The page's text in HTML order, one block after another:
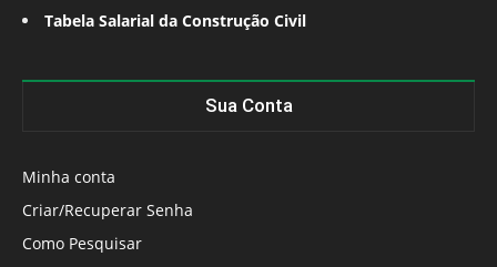
Tabela Salarial da Construção Civil
Sua Conta
Minha conta
Criar/Recuperar Senha
Como Pesquisar